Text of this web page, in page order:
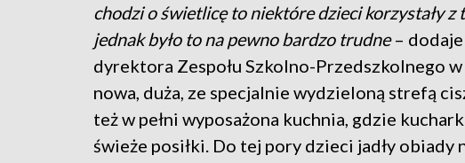
chodzi o świetlicę to niektóre dzieci korzystały z
jednak było to na pewno bardzo trudne– dodaje
dyrektora Zespołu Szkolno-Przedszkolnego
nowa, duża, ze specjalnie wydzieloną strefą
też w pełni wyposażona kuchnia, gdzie
świeże posiłki. Do tej pory dzieci jadły obiady